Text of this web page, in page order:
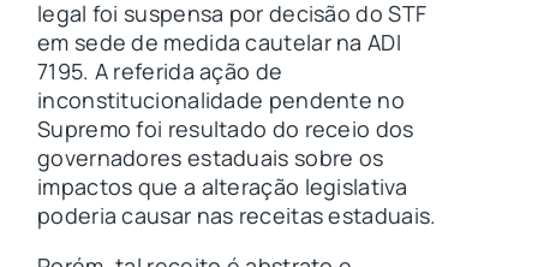
legal foi suspensa por decisão do STF
em sede de medida cautelar na ADI
7195. A referida ação de
inconstitucionalidade pendente no
Supremo foi resultado do receio dos
governadores estaduais sobre os
impactos que a alteração legislativa
poderia causar nas receitas estaduais.